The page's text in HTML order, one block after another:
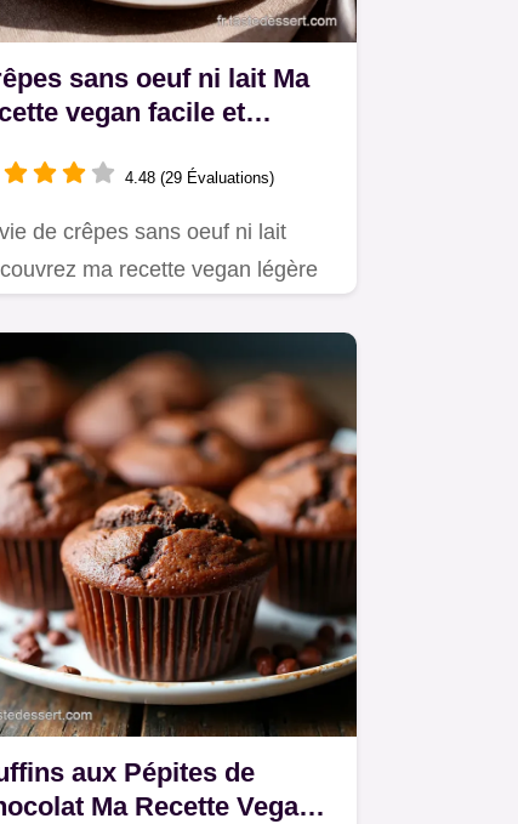
sans oeuf ni lait Ma
vegan facile et
4.48 (29 Évaluations)
de crêpes sans oeuf ni lait
ma recette vegan légère
aux Pépites de
Ma Recette Vegan